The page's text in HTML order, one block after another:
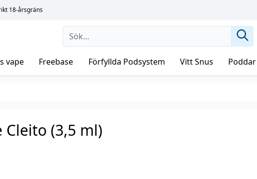
18-årsgräns
vape Freebase Förfyllda Podsystem Vitt Snus Poddar
(3,5 ml)